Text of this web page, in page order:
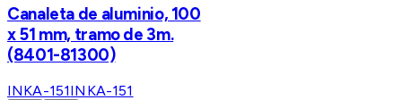
Canaleta de aluminio, 100
x 51 mm, tramo de 3m.
(8401-81300)
INKA-151INKA-151